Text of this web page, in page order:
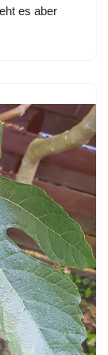
es aber